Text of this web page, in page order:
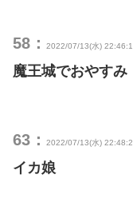
58： 2022/07/13(水)
魔王城でおやすみ
63： 2022/07/13(水)
イカ娘